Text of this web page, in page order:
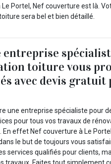
Portel, Nef couverture est là.
sera bel et bien détaillé.
toiture vous
avec devis gratuit
une entreprise spécialiste pour
pour tous vos travaux de
En effet Nef couverture à Le
le but de toujours vous
services qualifiés pour clients,